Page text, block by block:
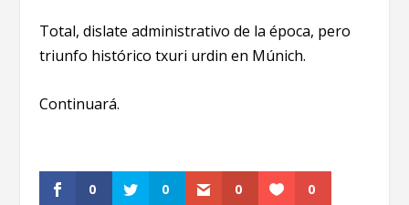
Total, dislate administrativo de la época, pero
triunfo histórico txuri urdin en Múnich.
Continuará.
0 0 0 0